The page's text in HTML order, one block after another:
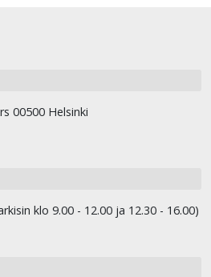
00500 Helsinki
klo 9.00 - 12.00 ja 12.30 - 16.00)